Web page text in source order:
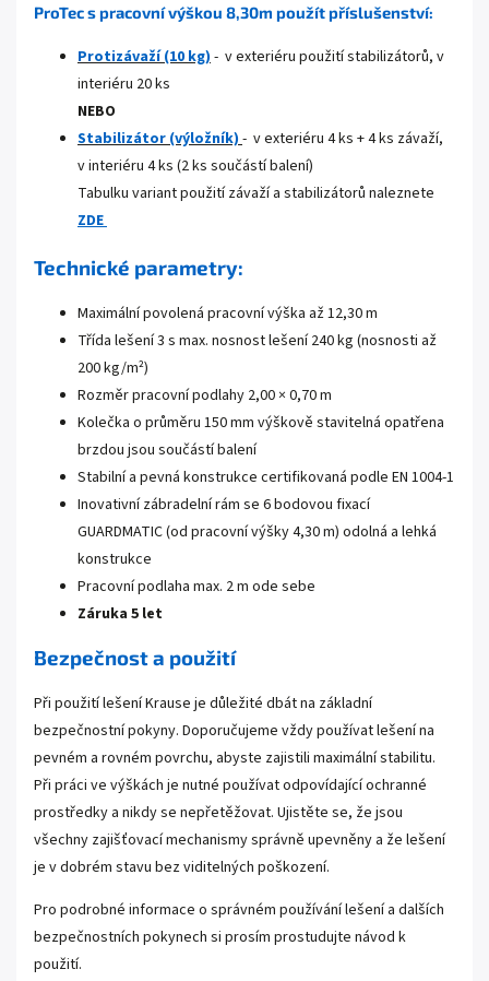
ProTec s pracovní výškou 8,30m použít příslušenství:
Protizávaží (10 kg)- v exteriéru použití stabilizátorů, v
interiéru 20 ks
NEBO
Stabilizátor(výložník)- v exteriéru 4 ks + 4 ks závaží,
v interiéru 4 ks (2 ks součástí balení)
Tabulku variant použití závaží a stabilizátorů naleznete
ZDE
Technické parametry:
Maximální povolená pracovní výška až 12,30 m
Třída lešení 3 s max. nosnost lešení 240 kg (nosnosti až
200 kg/m²)
Rozměr pracovní podlahy 2,00 × 0,70 m
Kolečka o průměru 150 mm výškově stavitelná opatřena
brzdou jsou součástí balení
Stabilní a pevná konstrukce certifikovaná podle EN 1004-1
Inovativní zábradelní rám se 6 bodovou fixací
GUARDMATIC (od pracovní výšky 4,30 m) odolná a lehká
konstrukce
Pracovní podlaha max. 2 m ode sebe
Záruka 5 let
Bezpečnost a použití
Při použití lešení Krause je důležité dbát na základní
bezpečnostní pokyny. Doporučujeme vždy používat lešení na
pevném a rovném povrchu, abyste zajistili maximální stabilitu.
Při práci ve výškách je nutné používat odpovídající ochranné
prostředky a nikdy se nepřetěžovat. Ujistěte se, že jsou
všechny zajišťovací mechanismy správně upevněny a že lešení
je v dobrém stavu bez viditelných poškození.
Pro podrobné informace o správném používání lešení a dalších
bezpečnostních pokynech si prosím prostudujte návod k
použití.